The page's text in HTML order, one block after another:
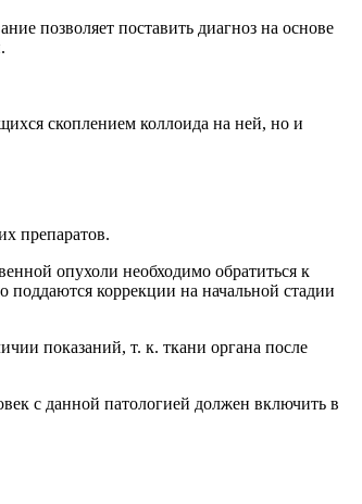
позволяет поставить диагноз на основе
скоплением коллоида на ней, но и
препаратов.
опухоли необходимо обратиться к
коррекции на начальной стадии
показаний, т. к. ткани органа после
с данной патологией должен включить в